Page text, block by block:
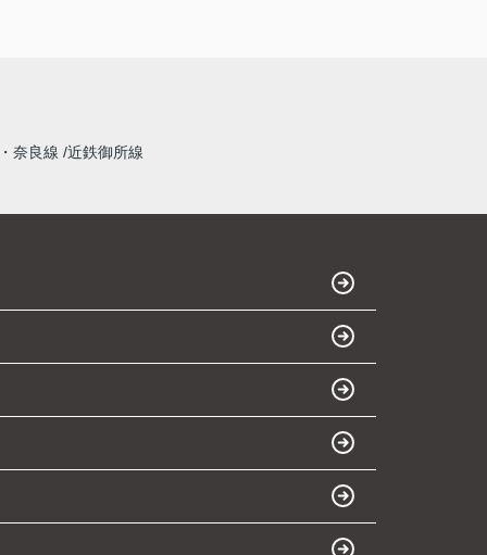
奈良線 近鉄御所線